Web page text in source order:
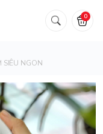
0
NGON